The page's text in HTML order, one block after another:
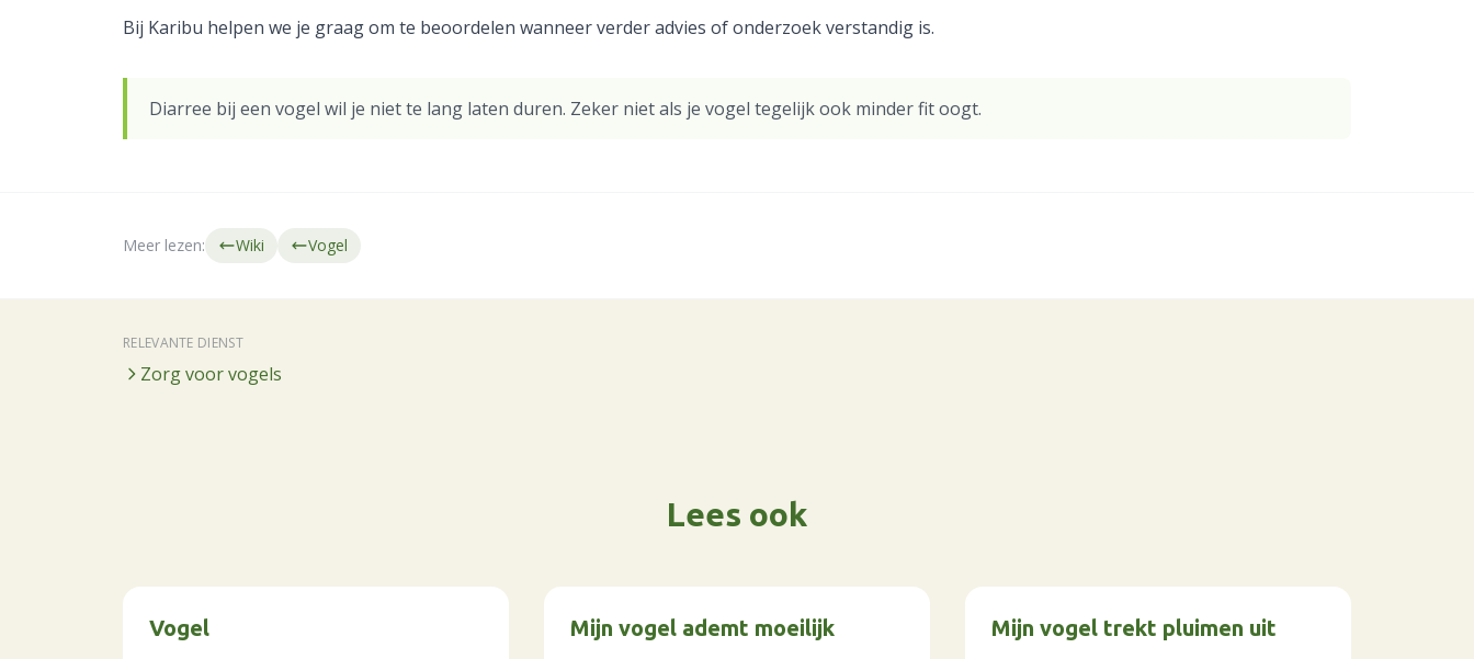
Bij Karibu helpen we je graag om te beoordelen wanneer verder advies of onderzoek verstandig is.
Diarree bij een vogel wil je niet te lang laten duren. Zeker niet als je vogel tegelijk ook minder fit oogt.
Meer lezen: Wiki Vogel
RELEVANTE DIENST
Zorg voor vogels
Lees ook
Vogel Mijn vogel ademt moeilijk Mijn vogel trekt pluimen uit